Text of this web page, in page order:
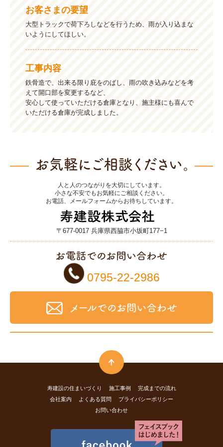
お客さまの要望
大型トラックで荷下ろしなどを行うため、雨が入り込まな
いようにしてほしい。
工事内容
鉄骨造で、出来る限り庇をのばし、雨の吹き込みなどを考
えて開口部を変更するなど、
安心して使っていただける倉庫となり、施主様にも喜んで
いただける倉庫が完成しました。
人と人のつながりを大切にしています。
小さな不安でもお気軽にご相談ください。
お電話、メールフォームからお待ちしています。
〒677-0017 兵庫県西脇市小坂町177−1
0795-22-2986
寿建設の住まいづくり 施工事例 完成までの流れ
会社案内
よくある質問
プライバシーポリシー
お問い合わせ